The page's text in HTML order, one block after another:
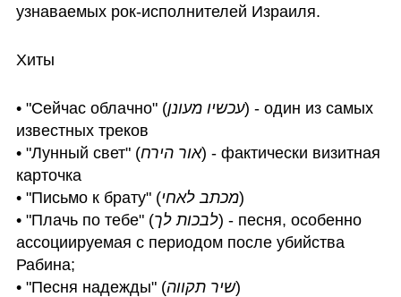
узнаваемых рок-исполнителей Израиля.
Хиты
• "Сейчас облачно" (עכשיו מעונן) - один из самых
известных треков
• "Лунный свет" (אור הירח) - фактически визитная
карточка
• "Письмо к брату" (מכתב לאחי)
• "Плачь по тебе" (לבכות לך) - песня, особенно
ассоциируемая с периодом после убийства
Рабина;
• "Песня надежды" (שיר תקווה)